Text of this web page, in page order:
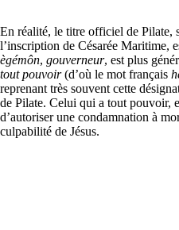
En réalité, le titre officiel de Pilate,
l’inscription de Césarée Maritime,
ègémôn, gouverneur, est plus
tout pouvoir(d’où le mot français
reprenant très souvent cette
de Pilate. Celui qui a tout pouvoir,
d’autoriser une condamnation à
culpabilité de Jésus.